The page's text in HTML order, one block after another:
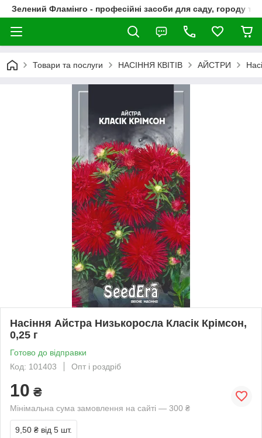
Зелений Фламінго - професійні засоби для саду, городу та
Товари та послуги НАСІННЯ КВІТІВ АЙСТРИ
Насіння Айстра Низькоросла Класік Крімсон,
0,25 г
Готово до відправки
Код: 101403
Опт і роздріб
10 ₴
Мінімальна сума замовлення на сайті — 300 ₴
9,50 ₴ від 5 шт.